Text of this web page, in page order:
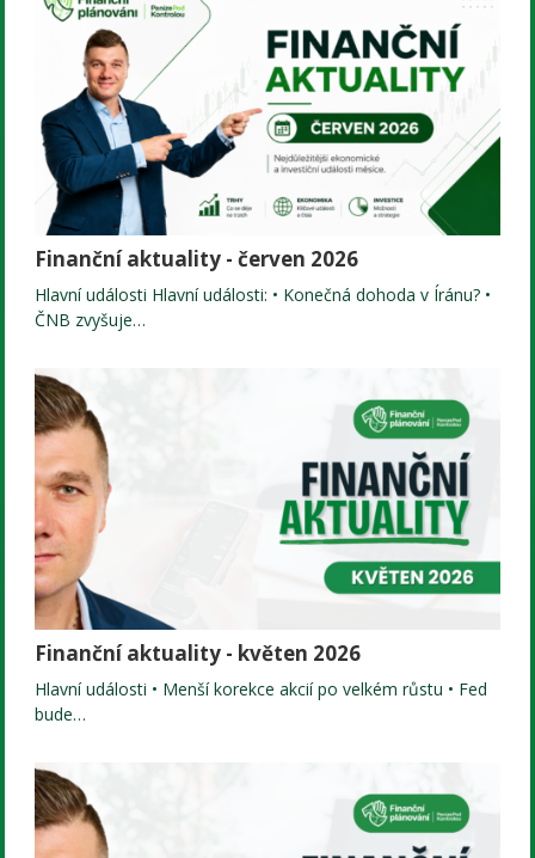
Finanční aktuality - červen 2026
Hlavní události Hlavní události: • Konečná dohoda v Íránu? •
ČNB zvyšuje…
Finanční aktuality - květen 2026
Hlavní události • Menší korekce akcií po velkém růstu • Fed
bude…